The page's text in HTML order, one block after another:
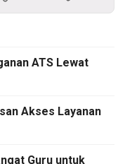
ATS Lewat
Akses Layanan
Guru untuk